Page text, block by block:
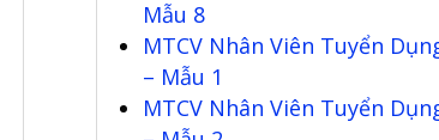
Mẫu 8
MTCV Nhân Viên Tuyển
– Mẫu 1
MTCV Nhân Viên Tuyển